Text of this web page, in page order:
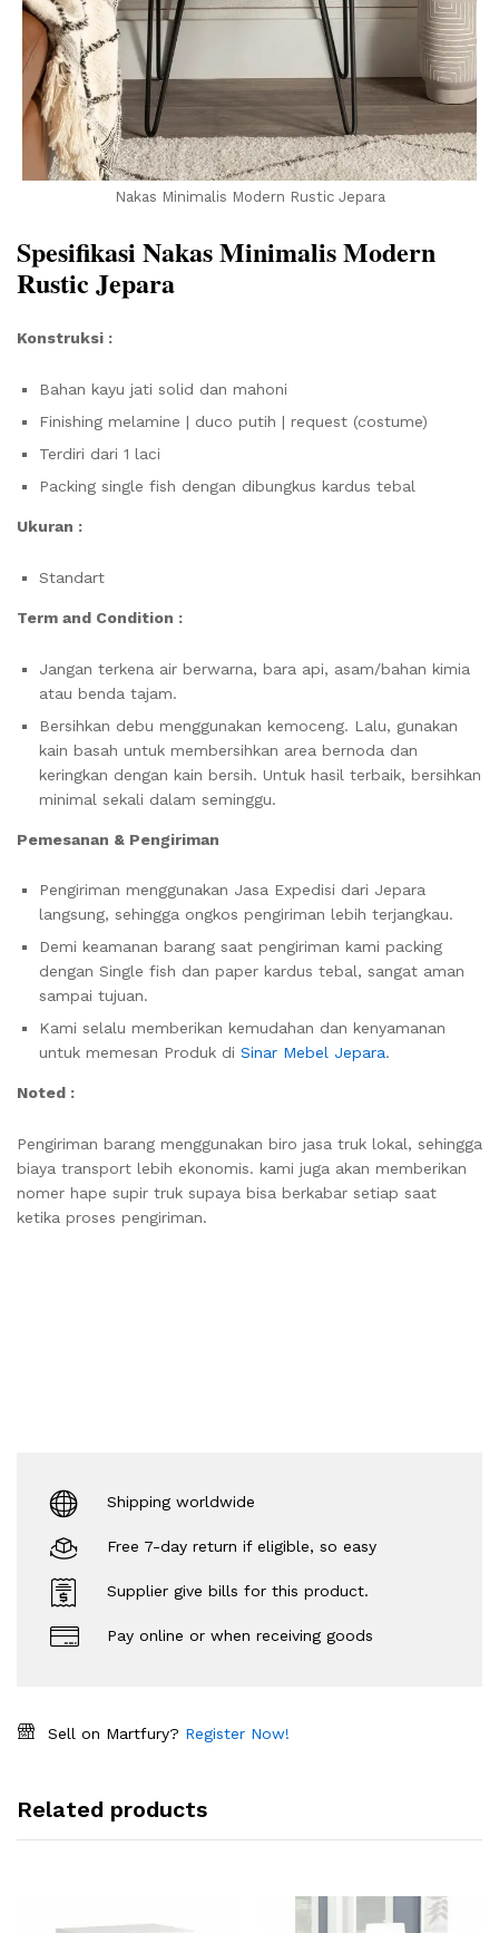
Nakas Minimalis Modern Rustic Jepara
Spesifikasi Nakas Minimalis Modern
Rustic Jepara
Konstruksi :
Bahan kayu jati solid dan mahoni
Finishing melamine | duco putih | request (costume)
Terdiri dari 1 laci
Packing single fish dengan dibungkus kardus tebal
Ukuran :
Standart
Term and Condition :
Jangan terkena air berwarna, bara api, asam/bahan kimia
atau benda tajam.
Bersihkan debu menggunakan kemoceng. Lalu, gunakan
kain basah untuk membersihkan area bernoda dan
keringkan dengan kain bersih. Untuk hasil terbaik, bersihkan
minimal sekali dalam seminggu.
Pemesanan & Pengiriman
Pengiriman menggunakan Jasa Expedisi dari Jepara
langsung, sehingga ongkos pengiriman lebih terjangkau.
Demi keamanan barang saat pengiriman kami packing
dengan Single fish dan paper kardus tebal, sangat aman
sampai tujuan.
Kami selalu memberikan kemudahan dan kenyamanan
untuk memesan Produk di Sinar Mebel Jepara.
Noted :
Pengiriman barang menggunakan biro jasa truk lokal, sehingga
biaya transport lebih ekonomis. kami juga akan memberikan
nomer hape supir truk supaya bisa berkabar setiap saat
ketika proses pengiriman.
Shipping worldwide
Free 7-day return if eligible, so easy
Supplier give bills for this product.
Pay online or when receiving goods
Sell on Martfury? Register Now!
Related products